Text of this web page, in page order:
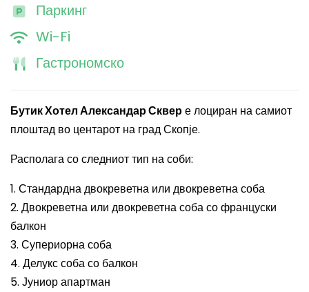
Паркинг
Wi-Fi
Гастрономско
Бутик Хотел Александар Сквере лоциран на самиот
плоштад во центарот на град Скопје.
Располага со следниот тип на соби:
1. Стандардна двокреветна или двокреветна соба
2. Двокреветна или двокреветна соба со француски
балкон
3. Супериорна соба
4. Делукс соба со балкон
5. Јуниор апартман